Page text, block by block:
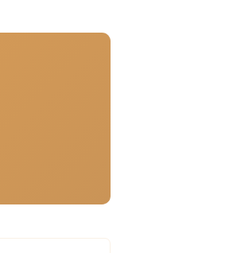
sağlar. Eğri burun,
olabilirler. Burun
riskler bulunmaktadır. Bu
revizyon rinoplasti, etkili bir